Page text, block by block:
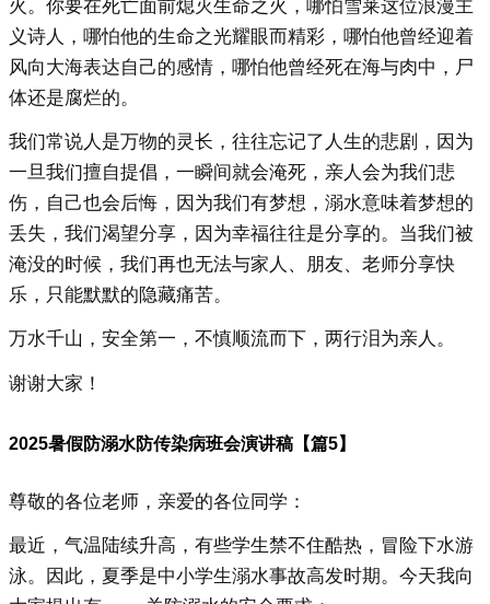
火。你要在死亡面前熄灭生命之火，哪怕雪莱这位浪漫主
义诗人，哪怕他的生命之光耀眼而精彩，哪怕他曾经迎着
风向大海表达自己的感情，哪怕他曾经死在海与肉中，尸
体还是腐烂的。
我们常说人是万物的灵长，往往忘记了人生的悲剧，因为
一旦我们擅自提倡，一瞬间就会淹死，亲人会为我们悲
伤，自己也会后悔，因为我们有梦想，溺水意味着梦想的
丢失，我们渴望分享，因为幸福往往是分享的。当我们被
淹没的时候，我们再也无法与家人、朋友、老师分享快
乐，只能默默的隐藏痛苦。
万水千山，安全第一，不慎顺流而下，两行泪为亲人。
谢谢大家！
2025暑假防溺水防传染病班会演讲稿【篇5】
尊敬的各位老师，亲爱的各位同学：
最近，气温陆续升高，有些学生禁不住酷热，冒险下水游
泳。因此，夏季是中小学生溺水事故高发时期。今天我向